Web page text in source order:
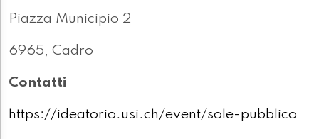
Piazza Municipio 2
6965, Cadro
Contatti
https://ideatorio.usi.ch/event/sole-pubblico